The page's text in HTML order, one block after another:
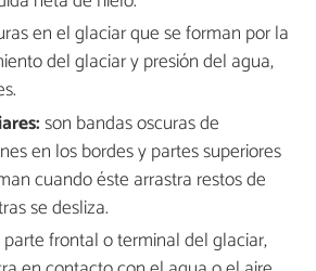
en el glaciar que se forman por la
del glaciar y presión del agua,
son bandas oscuras de
en los bordes y partes superiores
cuando éste arrastra restos de
se desliza.
frontal o terminal del glaciar,